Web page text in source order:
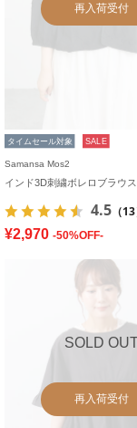
再入荷受付
タイムセール対象 SALE
Samansa Mos2
インド3D刺繍ボレロブラウス
4.5 （13
¥2,970 -50%OFF-
SOLD
再入荷受付